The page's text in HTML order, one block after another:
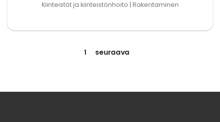
Kiinteistöt ja kiinteistönhoito | Rakentaminen
1 seuraava